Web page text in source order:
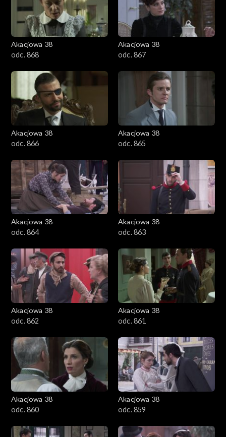
Akacjowa 38
odc. 868
Akacjowa 38
odc. 867
Akacjowa 38
odc. 866
Akacjowa 38
odc. 865
Akacjowa 38
odc. 864
Akacjowa 38
odc. 863
Akacjowa 38
odc. 862
Akacjowa 38
odc. 861
Akacjowa 38
odc. 860
Akacjowa 38
odc. 859